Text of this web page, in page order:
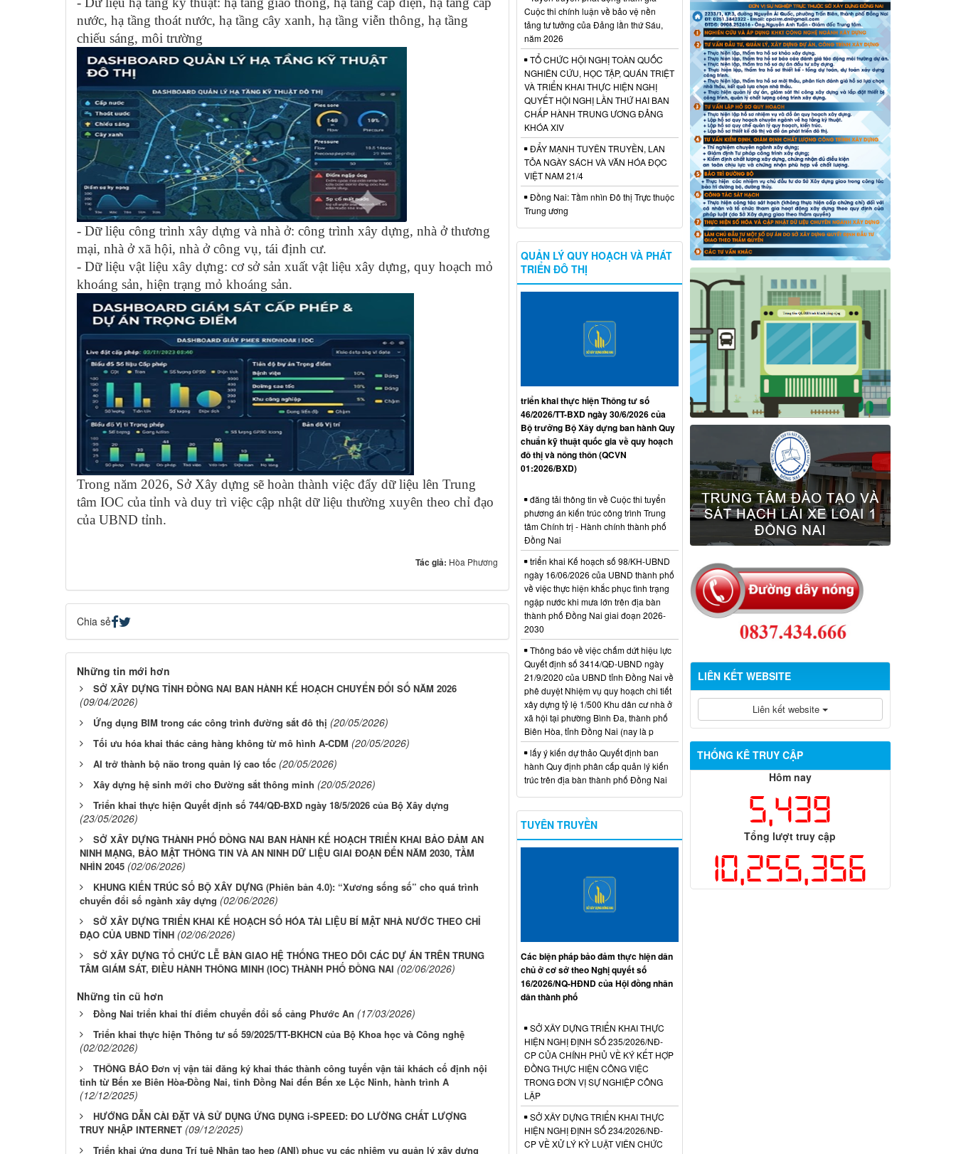
nước, hạ tầng thoát nước, hạ tầng cây xanh, hạ tầng viễn thông, hạ tầng
chiếu sáng, môi trường
- Dữ liệu công trình xây dựng và nhà ở: công trình xây dựng, nhà ở thương
mại, nhà ở xã hội, nhà ở công vụ, tái định cư.
- Dữ liệu vật liệu xây dựng: cơ sở sản xuất vật liệu xây dựng, quy hoạch mỏ
khoáng sản, hiện trạng mỏ khoáng sản.
Trong năm 2026, Sở Xây dựng sẽ hoàn thành việc đẩy dữ liệu lên Trung
tâm IOC của tỉnh và duy trì việc cập nhật dữ liệu thường xuyên theo chỉ đạo
của UBND tỉnh.
Tác giả: Hòa Phương
Chia sẻ
Những tin mới hơn
SỞ XÂY DỰNG TỈNH ĐỒNG NAI BAN HÀNH KẾ HOẠCH CHUYỂN ĐỔI SỐ NĂM 2026
(09/04/2026)
Ứng dụng BIM trong các công trình đường sắt đô thị (20/05/2026)
Tối ưu hóa khai thác cảng hàng không từ mô hình A-CDM (20/05/2026)
AI trở thành bộ não trong quản lý cao tốc (20/05/2026)
Xây dựng hệ sinh mới cho Đường sắt thông minh (20/05/2026)
Triển khai thực hiện Quyết định số 744/QĐ-BXD ngày 18/5/2026 của Bộ Xây dựng
(23/05/2026)
SỞ XÂY DỰNG THÀNH PHỐ ĐỒNG NAI BAN HÀNH KẾ HOẠCH TRIỂN KHAI BẢO ĐẢM AN
NINH MẠNG, BẢO MẬT THÔNG TIN VÀ AN NINH DỮ LIỆU GIAI ĐOẠN ĐẾN NĂM 2030, TẦM
NHÌN 2045 (02/06/2026)
KHUNG KIẾN TRÚC SỐ BỘ XÂY DỰNG (Phiên bản 4.0): “Xương sống số” cho quá trình
chuyển đổi số ngành xây dựng (02/06/2026)
SỞ XÂY DỰNG TRIỂN KHAI KẾ HOẠCH SỐ HÓA TÀI LIỆU BÍ MẬT NHÀ NƯỚC THEO CHỈ
ĐẠO CỦA UBND TỈNH (02/06/2026)
SỞ XÂY DỰNG TỔ CHỨC LỄ BÀN GIAO HỆ THỐNG THEO DÕI CÁC DỰ ÁN TRÊN TRUNG
TÂM GIÁM SÁT, ĐIỀU HÀNH THÔNG MINH (IOC) THÀNH PHỐ ĐỒNG NAI (02/06/2026)
Những tin cũ hơn
Đồng Nai triển khai thí điểm chuyển đổi số cảng Phước An (17/03/2026)
Triển khai thực hiện Thông tư số 59/2025/TT-BKHCN của Bộ Khoa học và Công nghệ
(02/02/2026)
THÔNG BÁO Đơn vị vận tải đăng ký khai thác thành công tuyến vận tải khách cố định nội
tỉnh từ Bến xe Biên Hòa-Đồng Nai, tỉnh Đồng Nai đến Bến xe Lộc Ninh, hành trình A
(12/12/2025)
HƯỚNG DẪN CÀI ĐẶT VÀ SỬ DỤNG ỨNG DỤNG i-SPEED: ĐO LƯỜNG CHẤT LƯỢNG
TRUY NHẬP INTERNET (09/12/2025)
Triển khai ứng dụng Trí tuệ Nhân tạo hẹp (ANI) phục vụ các nhiệm vụ quản lý xây dựng
LIÊN KẾT WEBSITE
Liên kết website
THỐNG KÊ TRUY CẬP
Hôm nay
5,439
Tổng lượt truy cập
10,255,356
Cuộc thi chính luận về bảo vệ nền
tảng tư tưởng của Đảng lần thứ Sáu,
năm 2026
TỔ CHỨC HỘI NGHỊ TOÀN QUỐC
NGHIÊN CỨU, HỌC TẬP, QUÁN TRIỆT
VÀ TRIỂN KHAI THỰC HIỆN NGHỊ
QUYẾT HỘI NGHỊ LẦN THỨ HAI BAN
CHẤP HÀNH TRUNG ƯƠNG ĐẢNG
KHÓA XIV
ĐẨY MẠNH TUYÊN TRUYỀN, LAN
TỎA NGÀY SÁCH VÀ VĂN HÓA ĐỌC
VIỆT NAM 21/4
Đồng Nai: Tầm nhìn Đô thị Trực thuộc
Trung ương
QUẢN LÝ QUY HOẠCH VÀ PHÁT
TRIỂN ĐÔ THỊ
triển khai thực hiện Thông tư số
46/2026/TT-BXD ngày 30/6/2026 của
Bộ trưởng Bộ Xây dựng ban hành Quy
chuẩn kỹ thuật quốc gia về quy hoạch
đô thị và nông thôn (QCVN
01:2026/BXD)
đăng tải thông tin về Cuộc thi tuyển
phương án kiến trúc công trình Trung
tâm Chính trị - Hành chính thành phố
Đồng Nai
triển khai Kế hoạch số 98/KH-UBND
ngày 16/06/2026 của UBND thành phố
về việc thực hiện khắc phục tình trạng
ngập nước khi mưa lớn trên địa bàn
thành phố Đồng Nai giai đoạn 2026-
2030
Thông báo về việc chấm dứt hiệu lực
Quyết định số 3414/QĐ-UBND ngày
21/9/2020 của UBND tỉnh Đồng Nai về
phê duyệt Nhiệm vụ quy hoạch chi tiết
xây dựng tỷ lệ 1/500 Khu dân cư nhà ở
xã hội tại phường Bình Đa, thành phố
Biên Hòa, tỉnh Đồng Nai (nay là p
lấy ý kiến dự thảo Quyết định ban
hành Quy định phân cấp quản lý kiến
trúc trên địa bàn thành phố Đồng Nai
TUYÊN TRUYỀN
Các biện pháp bảo đảm thực hiện dân
chủ ở cơ sở theo Nghị quyết số
16/2026/NQ-HĐND của Hội đồng nhân
dân thành phố
SỞ XÂY DỰNG TRIỂN KHAI THỰC
HIỆN NGHỊ ĐỊNH SỐ 235/2026/NĐ-
CP CỦA CHÍNH PHỦ VỀ KÝ KẾT HỢP
ĐỒNG THỰC HIỆN CÔNG VIỆC
TRONG ĐƠN VỊ SỰ NGHIỆP CÔNG
LẬP
SỞ XÂY DỰNG TRIỂN KHAI THỰC
HIỆN NGHỊ ĐỊNH SỐ 234/2026/NĐ-
CP VỀ XỬ LÝ KỶ LUẬT VIÊN CHỨC